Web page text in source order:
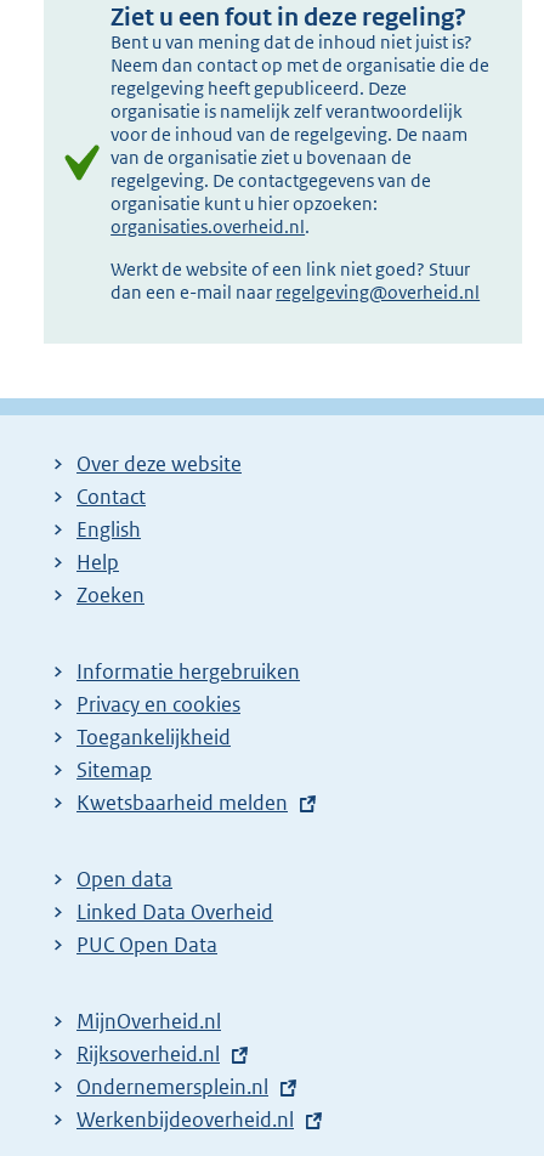
Ziet u een fout in deze regeling?
Bent u van mening dat de inhoud niet juist is?
Neem dan contact op met de organisatie die de
regelgeving heeft gepubliceerd. Deze
organisatie is namelijk zelf verantwoordelijk
voor de inhoud van de regelgeving. De naam
van de organisatie ziet u bovenaan de
regelgeving. De contactgegevens van de
organisatie kunt u hier opzoeken:
organisaties.overheid.nl.
Werkt de website of een link niet goed? Stuur
dan een e-mail naar regelgeving@overheid.nl
Over deze website
Contact
English
Help
Zoeken
Informatie hergebruiken
Privacy en cookies
Toegankelijkheid
Sitemap
E
t
e
r
l
i
n
k
Kwetsbaarheid melden
Open data
Linked Data Overheid
PUC Open Data
MijnOverheid.nl
E
x
t
Rijksoverheid.nl
E
x
Ondernemersplein.nl
E
Werkenbijdeoverheid.nl